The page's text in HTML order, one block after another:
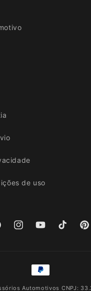
de uso
InstagramYouTubeTikTok
Formas
Automotivos CNPJ: